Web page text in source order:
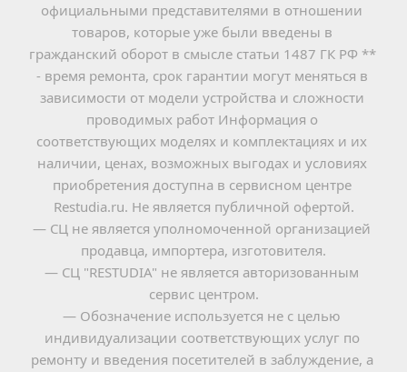
официальными представителями в отношении
товаров, которые уже были введены в
гражданский оборот в смысле статьи 1487 ГК РФ **
- время ремонта, срок гарантии могут меняться в
зависимости от модели устройства и сложности
проводимых работ Информация о
соответствующих моделях и комплектациях и их
наличии, ценах, возможных выгодах и условиях
приобретения доступна в сервисном центре
Restudia.ru. Не является публичной офертой.
— СЦ не является уполномоченной организацией
продавца, импортера, изготовителя.
— СЦ "RESTUDIA" не является авторизованным
сервис центром.
— Обозначение используется не с целью
индивидуализации соответствующих услуг по
ремонту и введения посетителей в заблуждение, а